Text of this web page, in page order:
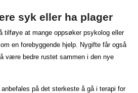
syk eller ha plager
tilføye at mange oppsøker psykolog eller
en forebyggende hjelp. Nygifte får også
være bedre rustet sammen i den nye
på det sterkeste å gå i terapi for